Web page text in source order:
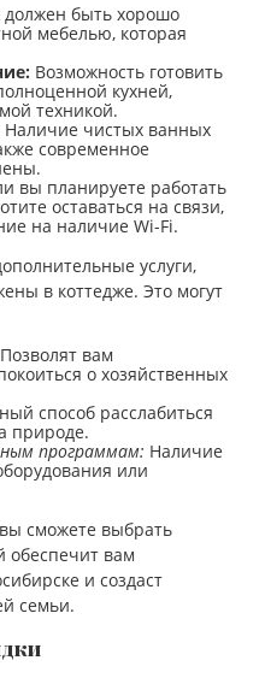
должен быть хорошо
мебелью, которая
Возможность готовить
кухней,
техникой.
Наличие чистых ванных
современное
вы планируете работать
оставаться на связи,
на наличие Wi-Fi.
услуги,
в коттедже. Это могут
Позволят вам
о хозяйственных
способ расслабиться
природе.
программам: Наличие
или
сможете выбрать
обеспечит вам
и создаст
семьи.